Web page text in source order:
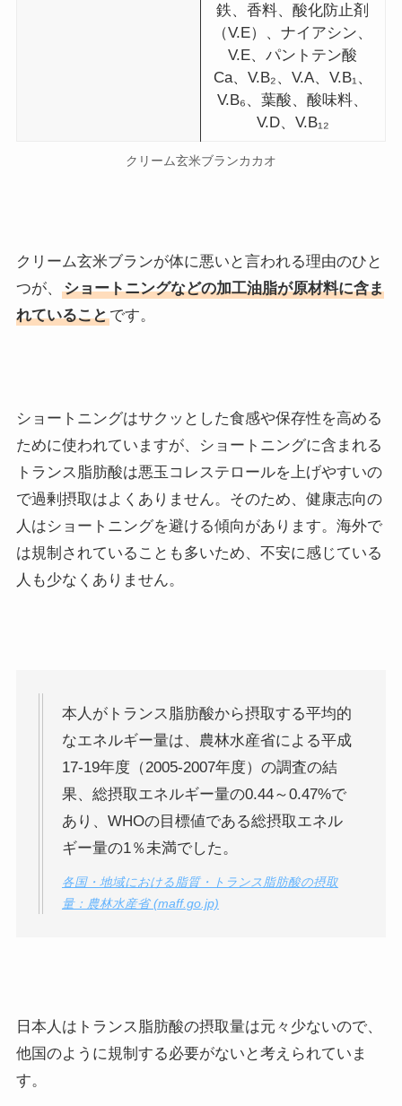
鉄、香料、酸化防止剤
（V.E）、ナイアシン、
V.E、パントテン酸
Ca、V.B₂、V.A、V.B₁、
V.B₆、葉酸、酸味料、
V.D、V.B₁₂
クリーム玄米ブランカカオ
クリーム玄米ブランが体に悪いと言われる理由のひと
つが、
ショートニングなどの加工油脂が原材料に含ま
れていることです。
ショートニングはサクッとした食感や保存性を高める
ために使われていますが、ショートニングに含まれる
トランス脂肪酸は悪玉コレステロールを上げやすいの
で過剰摂取はよくありません。そのため、健康志向の
人はショートニングを避ける傾向があります。海外で
は規制されていることも多いため、不安に感じている
人も少なくありません。
本人がトランス脂肪酸から摂取する平均的
なエネルギー量は、農林水産省による平成
17-19年度（2005-2007年度）の調査の結
果、総摂取エネルギー量の0.44～0.47%で
あり、WHOの目標値である総摂取エネル
ギー量の1％未満でした。
各国・地域における脂質・トランス脂肪酸の摂取
量：農林水産省 (maff.go.jp)
日本人はトランス脂肪酸の摂取量は元々少ないので、
他国のように規制する必要がないと考えられていま
す。